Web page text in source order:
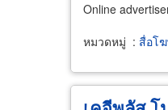
Online
หมวดหมู่ : สื่อโ